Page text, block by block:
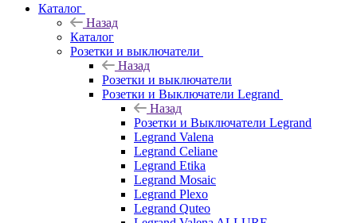
Каталог
Назад
Каталог
Розетки и выключатели
Назад
Розетки и выключатели
Розетки и Выключатели Legrand
Назад
Розетки и Выключатели Legrand
Legrand Valena
Legrand Celiane
Legrand Etika
Legrand Mosaic
Legrand Plexo
Legrand Quteo